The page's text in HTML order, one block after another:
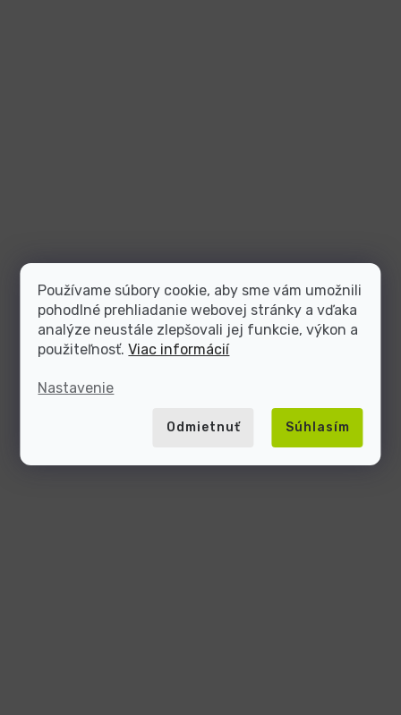
Používame súbory cookie, aby sme vám umožnili
pohodlné prehliadanie webovej stránky a vďaka
analýze neustále zlepšovali jej funkcie, výkon a
použiteľnosť.Viac informácií
Nastavenie
Odmietnuť Súhlasím